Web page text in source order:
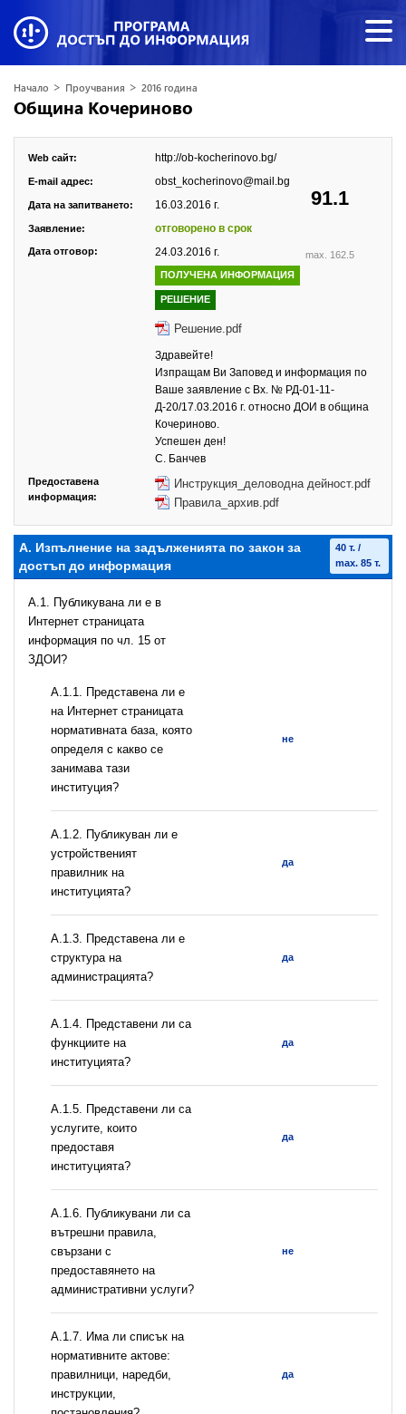
Начало > Проучвания > 2016 година
Община Кочериново
91.1
max. 162.5
Web сайт: http://ob-kocherinovo.bg/
E-mail адрес: obst_kocherinovo@mail.bg
Дата на запитването: 16.03.2016 г.
Заявление: отговорено в срок
Дата отговор: 24.03.2016 г.
ПОЛУЧЕНА ИНФОРМАЦИЯ
РЕШЕНИЕ
Решение.pdf
Здравейте!
Изпращам Ви Заповед и информация по
Ваше заявление с Вх. № РД-01-11-
Д-20/17.03.2016 г. относно ДОИ в община
Кочериново.
Успешен ден!
С. Банчев
Предоставена
информация:
Инструкция_деловодна дейност.pdf
Правила_архив.pdf
А. Изпълнение на задълженията по закон за
достъп до информация
40 т. /
max. 85 т.
A.1. Публикувана ли е в
Интернет страницата
информация по чл. 15 от
ЗДОИ?
A.1.1. Представена ли е
на Интернет страницата
нормативната база, която
определя с какво се
занимава тази
институция?
не
A.1.2. Публикуван ли е
устройственият
правилник на
институцията?
да
A.1.3. Представена ли е
структура на
администрацията?
да
А.1.4. Представени ли са
функциите на
институцията?
да
А.1.5. Представени ли са
услугите, които
предоставя
институцията?
да
А.1.6. Публикувани ли са
вътрешни правила,
свързани с
предоставянето на
административни услуги?
не
А.1.7. Има ли списък на
нормативните актове:
правилници, наредби,
инструкции,
да